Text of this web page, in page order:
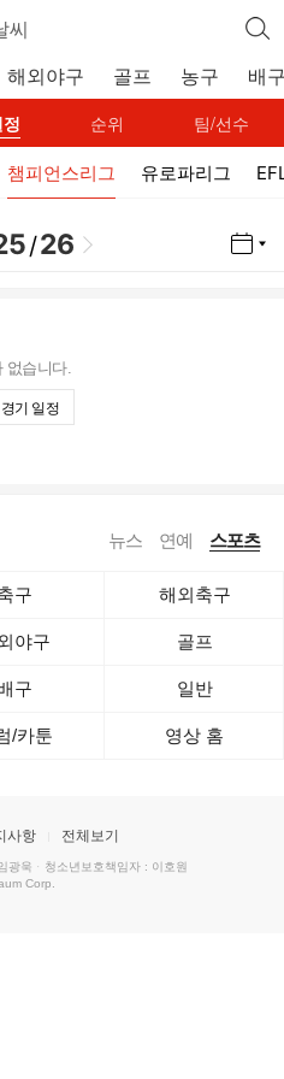
씨
해외야구 골프 농구 배
순위 팀/선수
챔피언스리그 유로파리그
/26
없습니다.
기 일정
뉴스 연예 스포츠
구 해외축구
야구 골프
구 일반
/카툰 영상 홈
사항 전체보기
광욱 · 청소년보호책임자 : 이호원
Corp.